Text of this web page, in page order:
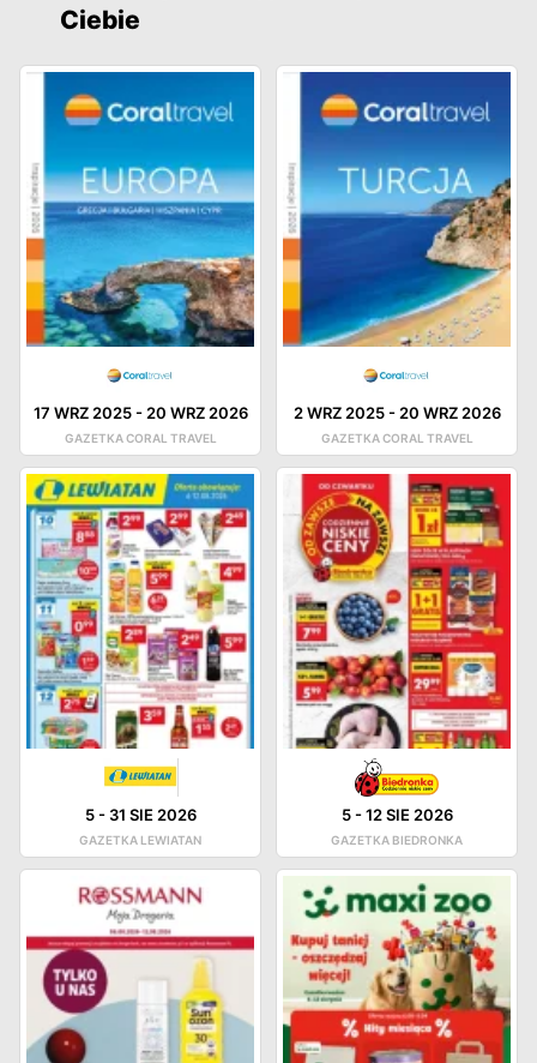
Ciebie
17 WRZ 2025- 20 WRZ 2026
GAZETKA CORAL TRAVEL
2 WRZ 2025- 20 WRZ 2026
GAZETKA CORAL TRAVEL
5- 31 SIE 2026
GAZETKA LEWIATAN
5-12 SIE 2026
GAZETKA BIEDRONKA